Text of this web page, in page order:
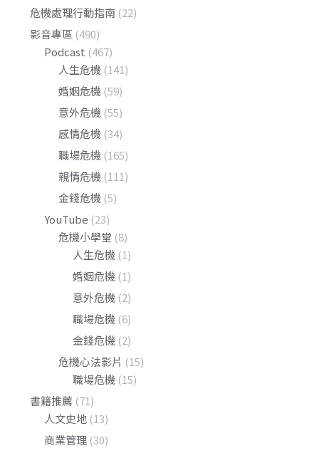
危機處理行動指南 (22)
影音專區 (490)
Podcast (467)
人生危機 (141)
婚姻危機 (59)
意外危機 (55)
感情危機 (34)
職場危機 (165)
親情危機 (111)
金錢危機 (5)
YouTube (23)
危機小學堂 (8)
人生危機 (1)
婚姻危機 (1)
意外危機 (2)
職場危機 (6)
金錢危機 (2)
危機心法影片 (15)
職場危機 (15)
書籍推薦 (71)
人文史地 (13)
商業管理 (30)